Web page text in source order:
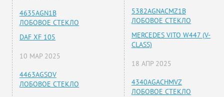
4635AGN1B
ЛОБОВОЕ СТЕКЛО
DAF XF 105
10 МАР 2025
4463AGSOV
ЛОБОВОЕ СТЕКЛО
5382AGNACMZ1B
ЛОБОВОЕ СТЕКЛО
MERCEDES VITO W447 (V-
CLASS)
18 АПР 2025
4340AGACHMVZ
ЛОБОВОЕ СТЕКЛО